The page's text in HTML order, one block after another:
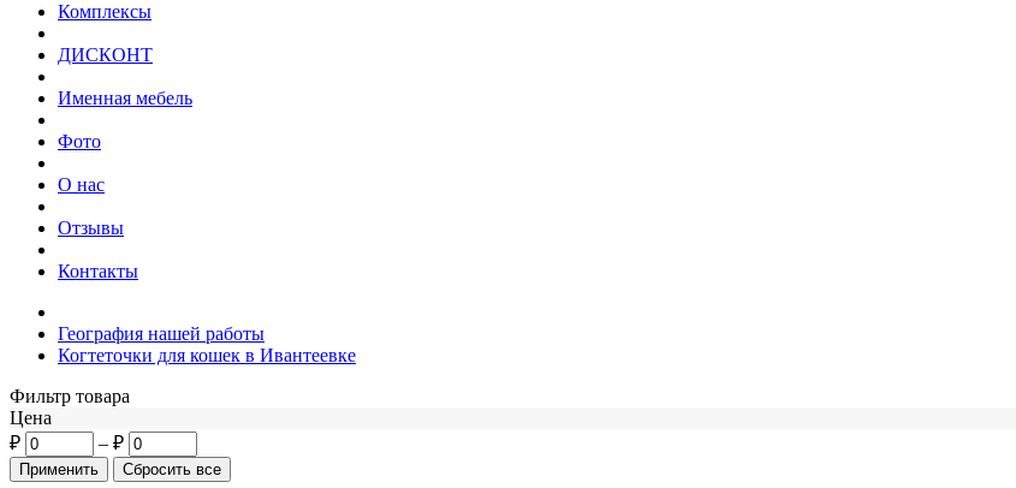
Комплексы
ДИСКОНТ
Именная мебель
Фото
О нас
Отзывы
Контакты
География нашей работы
Когтеточки для кошек в Ивантеевке
Фильтр товара
Цена
₽
– ₽